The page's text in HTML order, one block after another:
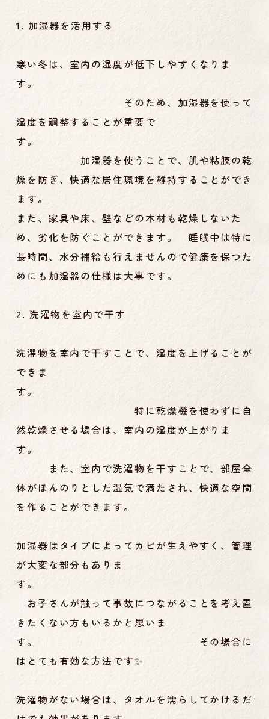
1. 加湿器を活用する
寒い冬は、室内の湿度が低下しやすくなりま
す。
そのため、加湿器を使って
湿度を調整することが重要で
す。
加湿器を使うことで、肌や粘膜の乾
燥を防ぎ、快適な居住環境を維持することができ
ます。
また、家具や床、壁などの木材も乾燥しないた
め、劣化を防ぐことができます。 睡眠中は特に
長時間、水分補給も行えませんので健康を保つた
めにも加湿器の仕様は大事です。
2. 洗濯物を室内で干す
洗濯物を室内で干すことで、湿度を上げることが
できま
す。
特に乾燥機を使わずに自
然乾燥させる場合は、室内の湿度が上がりま
す。
また、室内で洗濯物を干すことで、部屋全
体がほんのりとした湿気で満たされ、快適な空間
を作ることができます。
加湿器はタイプによってカビが生えやすく、管理
が大変な部分もありま
す。
お子さんが触って事故につながることを考え置
きたくない方もいるかと思いま
す。 その場合に
はとても有効な方法です✨
洗濯物がない場合は、タオルを濡らしてかけるだ